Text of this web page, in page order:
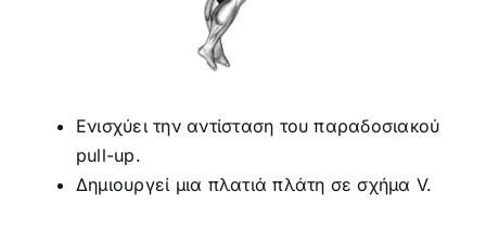
Ενισχύει την αντίσταση του παραδοσιακού
pull-up.
Δημιουργεί μια πλατιά πλάτη σε σχήμα V.